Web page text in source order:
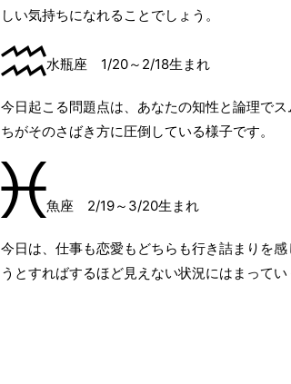
しい気持ちになれることでしょう。
水瓶座 1/20～2/18生まれ
今日起こる問題点は、あなたの知性と論理で
ちがそのさばき方に圧倒している様子です。
魚座 2/19～3/20生まれ
今日は、仕事も恋愛もどちらも行き詰まりを
うとすればするほど見えない状況にはまってい